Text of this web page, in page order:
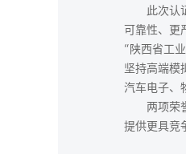
此次认证
可靠性、更
“陕西省工
坚持高端模
汽车电子、
两项荣誉
提供更具竞